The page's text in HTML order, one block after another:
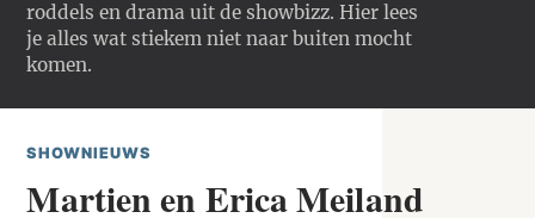
roddels en drama uit de showbizz. Hier lees
je alles wat stiekem niet naar buiten mocht
komen.
SHOWNIEUWS
Martien en Erica Meiland